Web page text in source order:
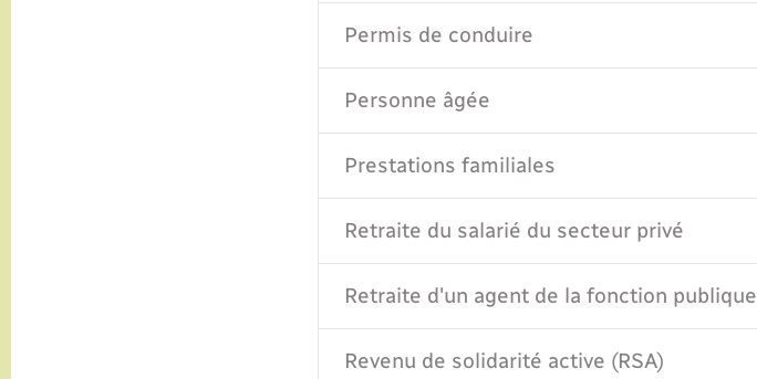
Permis de conduire
Personne âgée
Prestations familiales
Retraite du salarié du secteur privé
Retraite d'un agent de la fonction publique
Revenu de solidarité active (RSA)